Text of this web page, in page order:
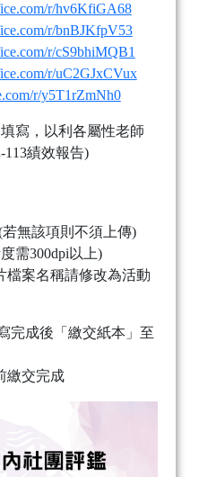
r/hv6KfiGA68
r/bnBJKfpV53
r/cS9bhiMQB1
r/uC2GJxCVux
r/y5T1rZmNh0
寫，以利各屬性老師
績效報告)
無該項則不須上傳)
需300dpi以上)
檔案名稱請修改為活動
完成後「繳交紙本」至
繳交完成